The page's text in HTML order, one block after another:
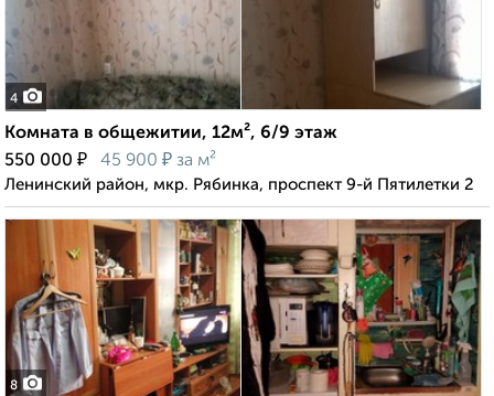
4
Комната в общежитии, 12м², 6/9 этаж
550 000 ₽ 45 900 ₽ за м²
Ленинский район, мкр. Рябинка, проспект 9-й Пятилетки 2
8